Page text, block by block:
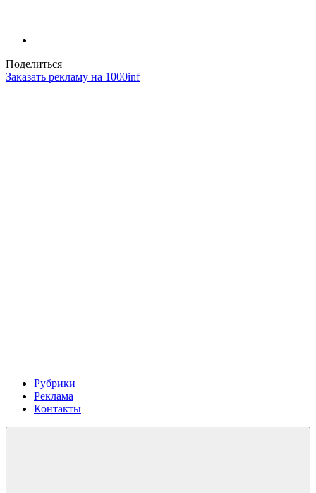
Поделиться
Заказать рекламу на 1000inf
Рубрики
Реклама
Контакты